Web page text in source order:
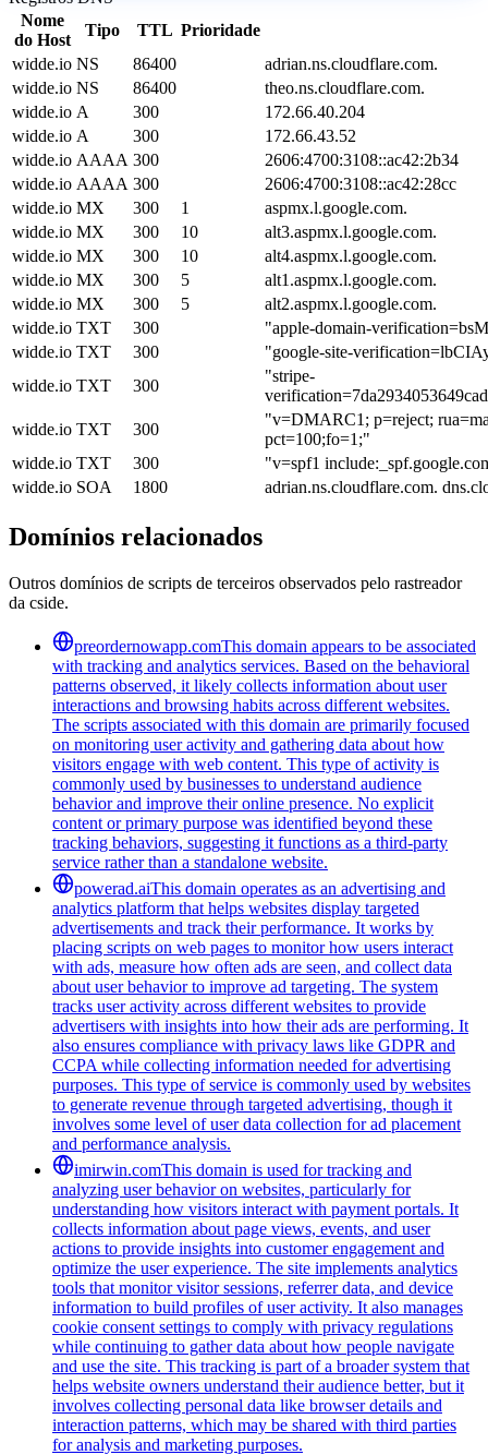
Nome
do Host
Tipo TTL Prioridade
widde.io NS 86400
adrian.ns.cloudflare.com.
widde.io NS 86400
theo.ns.cloudflare.com.
widde.io A 300
172.66.40.204
widde.io A 300
172.66.43.52
widde.io AAAA 300
2606:4700:3108::ac42:2b34
widde.io AAAA 300
2606:4700:3108::ac42:28cc
widde.io MX 300 1
aspmx.l.google.com.
widde.io MX 300 10
alt3.aspmx.l.google.com.
widde.io MX 300 10
alt4.aspmx.l.google.com.
widde.io MX 300 5
alt1.aspmx.l.google.com.
widde.io MX 300 5
alt2.aspmx.l.google.com.
widde.io TXT 300
"apple-domain-
widde.io TXT 300
"google-site-
widde.io TXT 300
"stripe-
widde.io TXT 300
"v=DMARC1; p=reject;
pct=100;fo=1;"
widde.io TXT 300
"v=spf1
widde.io SOA 1800 adrian.ns.cloudflare.com.
Domínios relacionados
Outros domínios de scripts de terceiros observados pelo rastreador
da cside.
preordernowapp.comThis domain appears to be associated
with tracking and analytics services. Based on the behavioral
patterns observed, it likely collects information about user
interactions and browsing habits across different websites.
The scripts associated with this domain are primarily focused
on monitoring user activity and gathering data about how
visitors engage with web content. This type of activity is
commonly used by businesses to understand audience
behavior and improve their online presence. No explicit
content or primary purpose was identified beyond these
tracking behaviors, suggesting it functions as a third-party
service rather than a standalone website.
powerad.aiThis domain operates as an advertising and
analytics platform that helps websites display targeted
advertisements and track their performance. It works by
placing scripts on web pages to monitor how users interact
with ads, measure how often ads are seen, and collect data
about user behavior to improve ad targeting. The system
tracks user activity across different websites to provide
advertisers with insights into how their ads are performing. It
also ensures compliance with privacy laws like GDPR and
CCPA while collecting information needed for advertising
purposes. This type of service is commonly used by websites
to generate revenue through targeted advertising, though it
involves some level of user data collection for ad placement
and performance analysis.
imirwin.comThis domain is used for tracking and
analyzing user behavior on websites, particularly for
understanding how visitors interact with payment portals. It
collects information about page views, events, and user
actions to provide insights into customer engagement and
optimize the user experience. The site implements analytics
tools that monitor visitor sessions, referrer data, and device
information to build profiles of user activity. It also manages
cookie consent settings to comply with privacy regulations
while continuing to gather data about how people navigate
and use the site. This tracking is part of a broader system that
helps website owners understand their audience better, but it
involves collecting personal data like browser details and
interaction patterns, which may be shared with third parties
for analysis and marketing purposes.